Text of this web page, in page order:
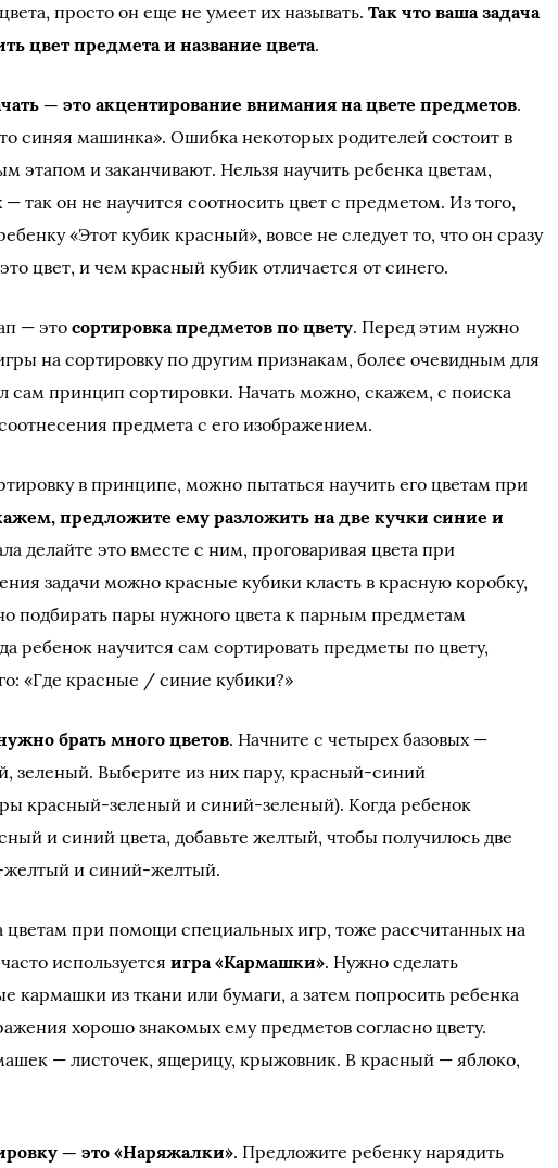
просто он еще не умеет их называть.Так что ваша задача
цвет предмета и название цвета.
— это акцентирование внимания на цвете предметов.
синяя машинка». Ошибка некоторых родителей состоит в
этапом и заканчивают. Нельзя научить ребенка цветам,
— так он не научится соотносить цвет с предметом. Из того,
«Этот кубик красный», вовсе не следует то, что он сразу
цвет, и чем красный кубик отличается от синего.
— этосортировка предметов по цвету. Перед этим нужно
на сортировку по другим признакам, более очевидным для
сам принцип сортировки. Начать можно, скажем, с поиска
предмета с его изображением.
в принципе, можно пытаться научить его цветам при
предложите ему разложить на две кучки синие и
делайте это вместе с ним, проговаривая цвета при
задачи можно красные кубики класть в красную коробку,
пары нужного цвета к парным предметам
ребенок научится сам сортировать предметы по цвету,
«Где красные / синие кубики?»
брать много цветов. Начните с четырех базовых —
зеленый. Выберите из них пару, красный-синий
красный-зеленый и синий-зеленый). Когда ребенок
и синий цвета, добавьте желтый, чтобы получилось две
и синий-желтый.
при помощи специальных игр, тоже рассчитанных на
используетсяигра «Кармашки». Нужно сделать
кармашки из ткани или бумаги, а затем попросить ребенка
хорошо знакомых ему предметов согласно цвету.
— листочек, ящерицу, крыжовник. В красный — яблоко,
— это «Наряжалки». Предложите ребенку нарядить